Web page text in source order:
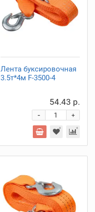
Лента буксировочная
3.5т*4м F-3500-4
54.43 р.
+
-